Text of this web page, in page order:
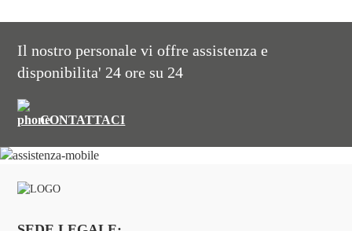
Il nostro personale vi offre assistenza e
disponibilita' 24 ore su 24
CONTATTACI